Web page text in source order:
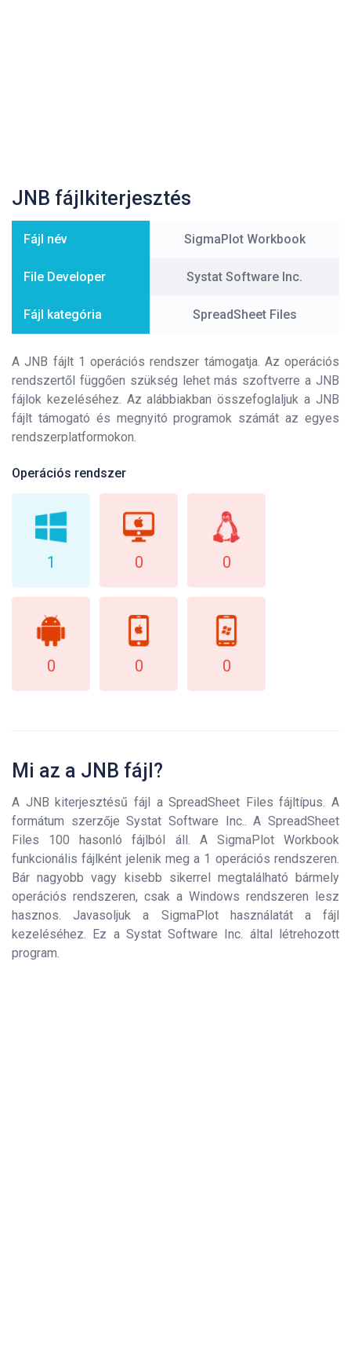
JNB fájlkiterjesztés
Fájl név SigmaPlot Workbook
File Developer Systat Software Inc.
Fájl kategória SpreadSheet Files
A JNB fájlt 1 operációs rendszer támogatja. Az operációs
rendszertől függően szükség lehet más szoftverre a JNB
fájlok kezeléséhez. Az alábbiakban összefoglaljuk a JNB
fájlt támogató és megnyitó programok számát az egyes
rendszerplatformokon.
Operációs rendszer
1 0 0
0 0 0
Mi az a JNB fájl?
A JNB kiterjesztésű fájl a SpreadSheet Files fájltípus. A
formátum szerzője Systat Software Inc.. A SpreadSheet
Files 100 hasonló fájlból áll. A SigmaPlot Workbook
funkcionális fájlként jelenik meg a 1 operációs rendszeren.
Bár nagyobb vagy kisebb sikerrel megtalálható bármely
operációs rendszeren, csak a Windows rendszeren lesz
hasznos. Javasoljuk a SigmaPlot használatát a fájl
kezeléséhez. Ez a Systat Software Inc. által létrehozott
program.